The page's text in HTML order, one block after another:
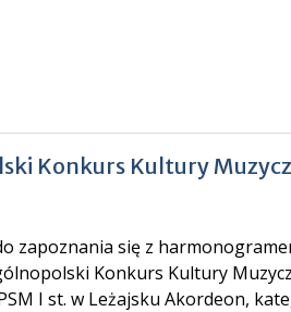
Konkurs Kultury
zapoznania się z
Konkurs Kultury
I st. w Leżajsku Akordeon,